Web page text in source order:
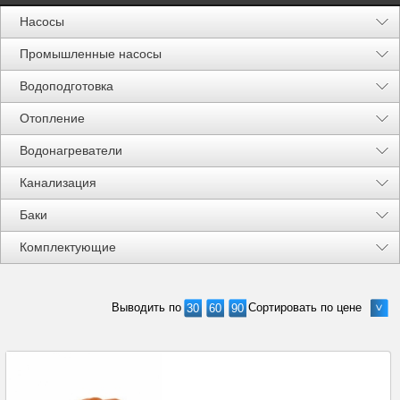
Насосы
Промышленные насосы
Водоподготовка
Отопление
Водонагреватели
Канализация
Баки
Комплектующие
Акции %
Сортировать по цене
Выводить по 90
60
30